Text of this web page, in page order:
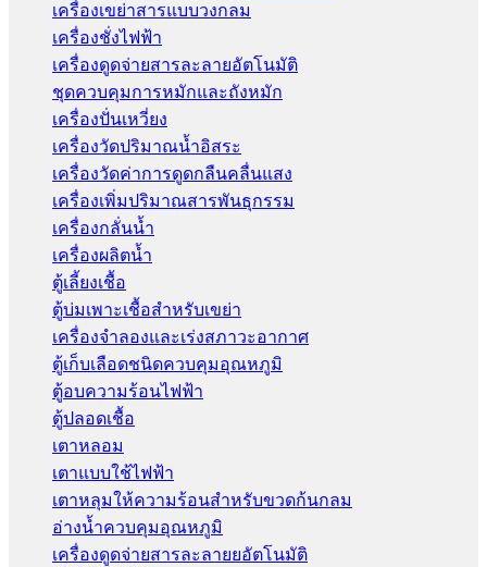
เครื่องเขย่าสารแบบวงกลม
เครื่องชั่งไฟฟ้า
เครื่องดูดจ่ายสารละลายอัตโนมัติ
ชุดควบคุมการหมักและถังหมัก
เครื่องปั่นเหวี่ยง
เครื่องวัดปริมาณน้ำอิสระ
เครื่องวัดค่าการดูดกลืนคลื่นแสง
เครื่องเพิ่มปริมาณสารพันธุกรรม
เครื่องกลั่นน้ำ
เครื่องผลิตน้ำ
ตู้เลี้ยงเชื้อ
ตู้บ่มเพาะเชื้อสำหรับเขย่า
เครื่องจำลองและเร่งสภาวะอากาศ
ตู้เก็บเลือดชนิดควบคุมอุณหภูมิ
ตู้อบความร้อนไฟฟ้า
ตู้ปลอดเชื้อ
เตาหลอม
เตาแบบใช้ไฟฟ้า
เตาหลุมให้ความร้อนสำหรับขวดก้นกลม
อ่างน้ำควบคุมอุณหภูมิ
เครื่องดูดจ่ายสารละลายยอัตโนมัติ